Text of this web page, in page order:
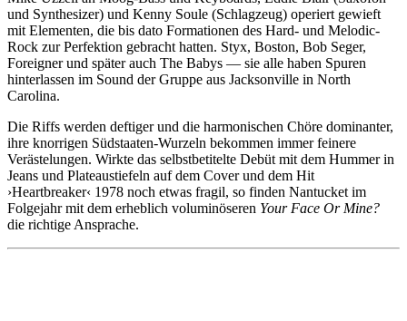
und Synthesizer) und Kenny Soule (Schlagzeug) operiert gewieft
mit Elementen, die bis dato Formationen des Hard- und Melodic-
Rock zur Perfektion gebracht hatten. Styx, Boston, Bob Seger,
Foreigner und später auch The Babys — sie alle haben Spuren
hinterlassen im Sound der Gruppe aus Jacksonville in North
Carolina.
Die Riffs werden deftiger und die harmonischen Chöre dominanter,
ihre knorrigen Südstaaten-Wurzeln bekommen immer feinere
Verästelungen. Wirkte das selbstbetitelte Debüt mit dem Hummer in
Jeans und Plateaustiefeln auf dem Cover und dem Hit
›Heartbreaker‹ 1978 noch etwas fragil, so finden Nantucket im
Folgejahr mit dem erheblich voluminöseren Your Face Or Mine?
die richtige Ansprache.